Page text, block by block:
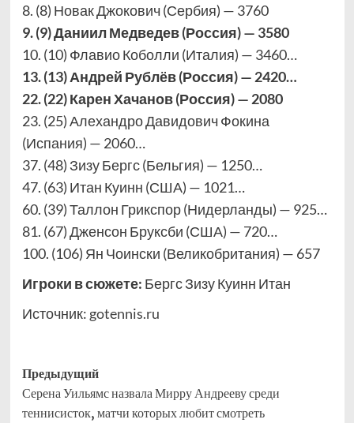
8. (8) Новак Джокович (Сербия) — 3760
9. (9) Даниил Медведев (Россия) — 3580
10. (10) Флавио Коболли (Италия) — 3460…
13. (13) Андрей Рублёв (Россия) — 2420…
22. (22) Карен Хачанов (Россия) — 2080
23. (25) Алехандро Давидович Фокина
(Испания) — 2060…
37. (48) Зизу Бергс (Бельгия) — 1250…
47. (63) Итан Куинн (США) — 1021…
60. (39) Таллон Грикспор (Нидерланды) — 925…
81. (67) Дженсон Бруксби (США) — 720…
100. (106) Ян Чоински (Великобритания) — 657
Игроки в сюжете: Бергс Зизу Куинн Итан
Источник: gotennis.ru
Навигация
записи
Предыдущий
Серена Уильямс назвала Мирру Андрееву среди
теннисисток, матчи которых любит смотреть